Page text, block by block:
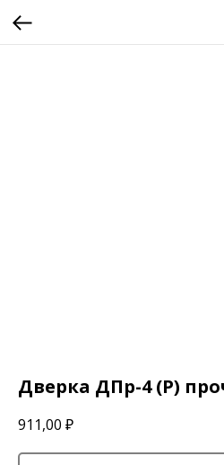
Дверка ДПр-4 (Р)
911,00 ₽